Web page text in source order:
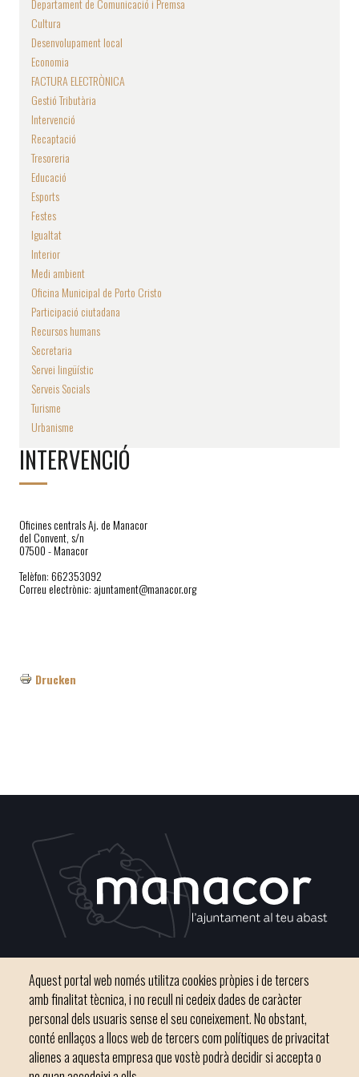
Departament de Comunicació i Premsa
Cultura
Desenvolupament local
Economia
FACTURA ELECTRÒNICA
Gestió Tributària
Intervenció
Recaptació
Tresoreria
Educació
Esports
Festes
Igualtat
Interior
Medi ambient
Oficina Municipal de Porto Cristo
Participació ciutadana
Recursos humans
Secretaria
Servei lingüístic
Serveis Socials
Turisme
Urbanisme
INTERVENCIÓ
Oficines centrals Aj. de Manacor
del Convent, s/n
07500 - Manacor
Telèfon: 662353092
Correu electrònic: ajuntament@manacor.org
Drucken
Phone 971 84 91 00 - CIF: P0703300D
Aquest portal web només utilitza cookies pròpies i de tercers
amb finalitat tècnica, i no recull ni cedeix dades de caràcter
personal dels usuaris sense el seu coneixement. No obstant,
conté enllaços a llocs web de tercers com polítiques de privacitat
alienes a aquesta empresa que vostè podrà decidir si accepta o